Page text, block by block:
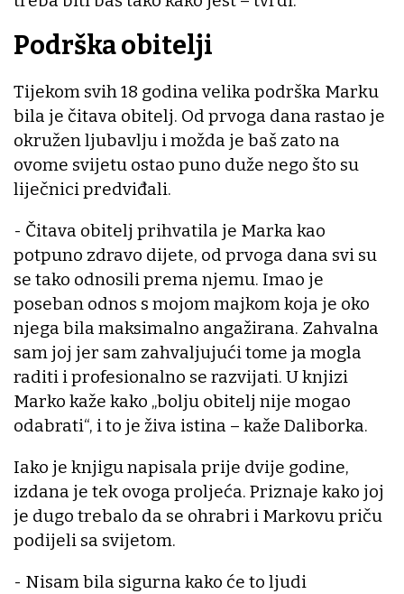
Podrška obitelji
Tijekom svih 18 godina velika podrška Marku
bila je čitava obitelj. Od prvoga dana rastao je
okružen ljubavlju i možda je baš zato na
ovome svijetu ostao puno duže nego što su
liječnici predviđali.
- Čitava obitelj prihvatila je Marka kao
potpuno zdravo dijete, od prvoga dana svi su
se tako odnosili prema njemu. Imao je
poseban odnos s mojom majkom koja je oko
njega bila maksimalno angažirana. Zahvalna
sam joj jer sam zahvaljujući tome ja mogla
raditi i profesionalno se razvijati. U knjizi
Marko kaže kako „bolju obitelj nije mogao
odabrati“, i to je živa istina – kaže Daliborka.
Iako je knjigu napisala prije dvije godine,
izdana je tek ovoga proljeća. Priznaje kako joj
je dugo trebalo da se ohrabri i Markovu priču
podijeli sa svijetom.
- Nisam bila sigurna kako će to ljudi